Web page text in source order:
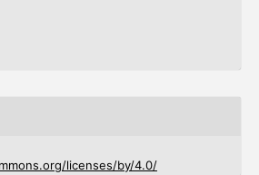
licenses/by/4.0/